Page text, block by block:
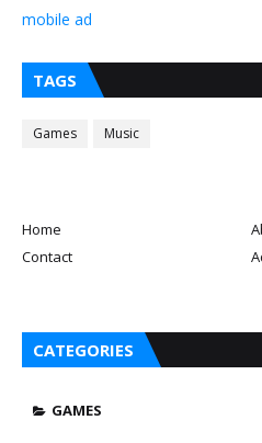
mobile ad
TAGS
Games Music
Home
Contact
CATEGORIES
GAMES